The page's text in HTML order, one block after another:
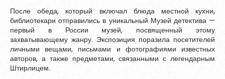
После обеда, который включал блюда местной кухни,
библиотекари отправились в уникальный Музей детектива —
первый в России музей, посвященный этому
захватывающему жанру. Экспозиция поразила посетителей
личными вещами, письмами и фотографиями известных
авторов, а также предметами, связанными с легендарным
Штирлицем.
Пароль должен быть минимум 6 символов и содержать хотя
бы одну строчную букву, одну прописную букву, одну цифру